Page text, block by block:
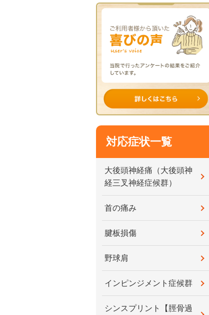
対応症状一覧
大後頭神経痛（大後頭神
経三叉神経症候群）
首の痛み
腱板損傷
野球肩
インピンジメント症候群
シンスプリント【脛骨過